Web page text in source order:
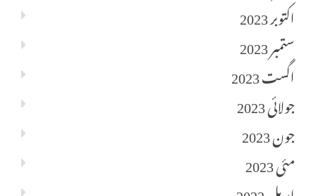
اکتوبر 2023
ستمبر 2023
اگست 2023
جولائی 2023
جون 2023
مئی 2023